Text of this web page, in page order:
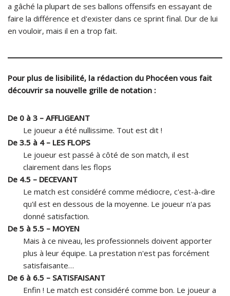
a gâché la plupart de ses ballons offensifs en essayant de
faire la différence et d'exister dans ce sprint final. Dur de lui
en vouloir, mais il en a trop fait.
Pour plus de lisibilité, la rédaction du Phocéen vous fait
découvrir sa nouvelle grille de notation :
De 0 à 3 – AFFLIGEANT
Le joueur a été nullissime. Tout est dit !
De 3.5 à 4 – LES FLOPS
Le joueur est passé à côté de son match, il est
clairement dans les flops
De 4.5 – DECEVANT
Le match est considéré comme médiocre, c'est-à-dire
qu'il est en dessous de la moyenne. Le joueur n'a pas
donné satisfaction.
De 5 à 5.5 – MOYEN
Mais à ce niveau, les professionnels doivent apporter
plus à leur équipe. La prestation n'est pas forcément
satisfaisante…
De 6 à 6.5 – SATISFAISANT
Enfin ! Le match est considéré comme bon. Le joueur a